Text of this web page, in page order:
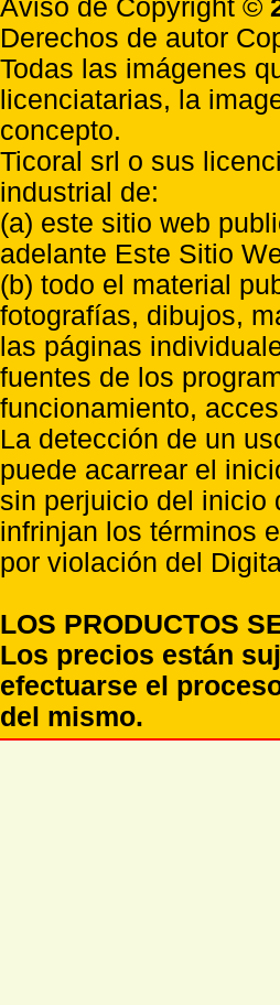
Aviso de Copyright ©
Derechos de autor
Todas las imágenes
licenciatarias, la
concepto.
Ticoral srl o sus
industrial de:
(a) este sitio web
adelante Este Sitio
(b) todo el material
fotografías, dibujos,
las páginas
fuentes de los
funcionamiento,
La detección de un
puede acarrear el
sin perjuicio del inicio
infrinjan los términos
por violación del
LOS PRODUCTOS
Los precios están
efectuarse el
del mismo.